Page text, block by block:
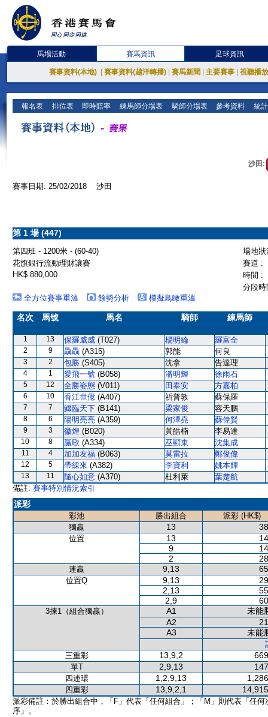
馬場活動 賽馬資訊 足球資訊
賽事資料(本地) 賽事資料(越洋轉播) 賽馬新聞 主要賽事 視聽播
報名表 排位表 即時賠率 練馬師分場表 騎師分場表 參考資料 統
沙田:
賽事日期: 25/02/2018 沙田
第 1 場 (447)
第四班 - 1200米 - (60-40)
場地
花旗銀行流動理財讓賽
賽道 :
HK$ 880,000
時間 :
分段
全方位賽事重溫
餘勢分析 模擬鳥瞰重溫
名次 馬號 馬名 騎師 練馬師
1 13 保羅威威 (T027) 楊明綸 羅富全
2 9 驫驫 (A315) 郭能 何良
3 2 包勝 (S405) 沈拿 告達理
4 1 愛飛一號 (B058) 潘明輝 徐雨石
5 12 全勝姿態 (V011) 田泰安 方嘉柏
6 10 香江世億 (A407) 祈普敦 蘇保羅
7 7 鱷臨天下 (B141) 梁家俊 容天鵬
8 6 陽明亮亮 (A359) 何澤堯 蘇偉賢
9 3 徽煌 (B020) 黃皓楠 李易達
10 8 贏歌 (A334) 巫顯東 沈集成
11 4 加加友福 (B063) 莫雷拉 鄭俊偉
12 5 帶綵來 (A382) 李寶利 姚本輝
13 11 隨心如意 (A370) 杜利萊
葉楚航
備註: 賽事特別情況索引
派彩
彩池 勝出組合
派彩 (HK$)
獨贏
13
位置 13
9
2
連贏 9,13
位置Q 9,13
2,13
2,9
3揀1（組合獨贏） A1
未能
A2
A3
未能
三重彩
13,9,2
單T 2,9,13
四連環 1,2,9,13
四重彩 13,9,2,1
派彩備註：於勝出組合中，「F」代表「任何組合」；「M」則代表「任何
序」。